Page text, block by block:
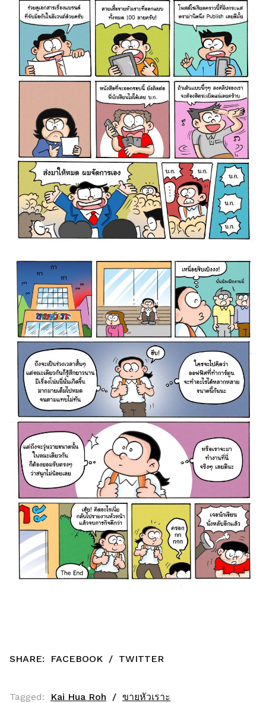
SHARE: FACEBOOK / TWITTER
Tagged: Kai Hua Roh ขายหัวเราะ